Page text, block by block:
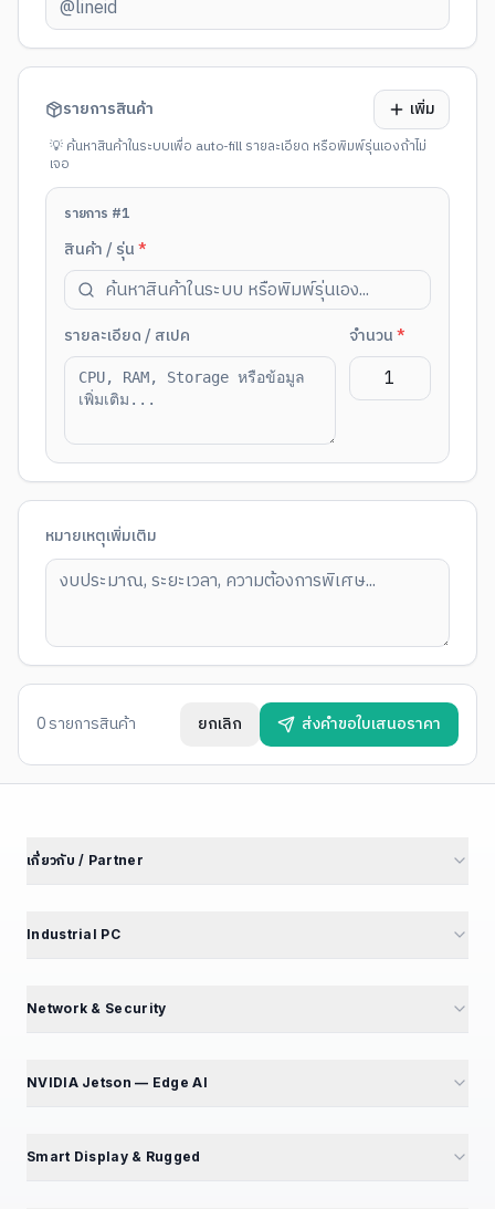
รายการสินค้า เพิ่ม
💡 ค้นหาสินค้าในระบบเพื่อ auto-fill รายละเอียด หรือพิมพ์รุ่นเองถ้าไม่
เจอ
รายการ #1
สินค้า / รุ่น*
รายละเอียด / สเปค จำนวน*
หมายเหตุเพิ่มเติม
0รายการสินค้า ยกเลิก ส่งคำขอใบเสนอราคา
เกี่ยวกับ / Partner
นักลงทุนสัมพันธ์
ร่วมงานกับเรา — เปิดรับ 5 ตำแหน่ง
Industrial PC
Mini PC — Office & SME
UPC Series — LEGO Modular
Network & Security
GT194L — 2.5G Best Seller
IPC090 — Xeon 10G SFP+
NVIDIA Jetson — Edge AI
📦 แคตตาล็อกผลิตภัณฑ์
Smart Display & Rugged